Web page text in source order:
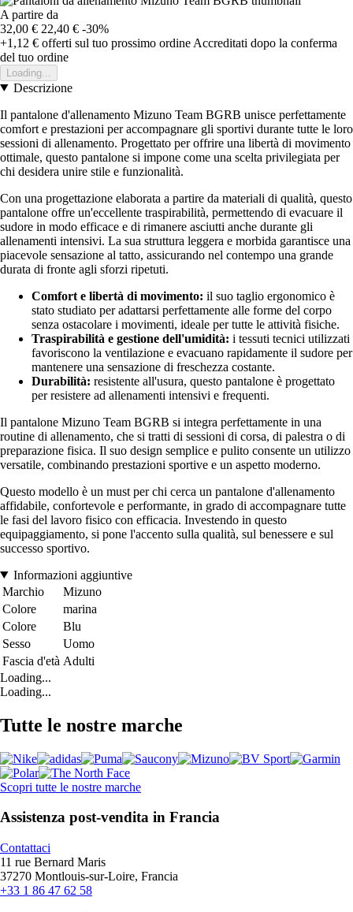
A partire da
32,00 € 22,40 € -30%
+1,12 € offerti sul tuo prossimo ordine Accreditati dopo la conferma
del tuo ordine
Loading...
Descrizione
Il pantalone d'allenamento Mizuno Team BGRB unisce perfettamente
comfort e prestazioni per accompagnare gli sportivi durante tutte le loro
sessioni di allenamento. Progettato per offrire una libertà di movimento
ottimale, questo pantalone si impone come una scelta privilegiata per
chi desidera unire stile e funzionalità.
Con una progettazione elaborata a partire da materiali di qualità, questo
pantalone offre un'eccellente traspirabilità, permettendo di evacuare il
sudore in modo efficace e di rimanere asciutti anche durante gli
allenamenti intensivi. La sua struttura leggera e morbida garantisce una
piacevole sensazione al tatto, assicurando nel contempo una grande
durata di fronte agli sforzi ripetuti.
Comfort e libertà di movimento: il suo taglio ergonomico è
stato studiato per adattarsi perfettamente alle forme del corpo
senza ostacolare i movimenti, ideale per tutte le attività fisiche.
Traspirabilità e gestione dell'umidità: i tessuti tecnici utilizzati
favoriscono la ventilazione e evacuano rapidamente il sudore per
mantenere una sensazione di freschezza costante.
Durabilità: resistente all'usura, questo pantalone è progettato
per resistere ad allenamenti intensivi e frequenti.
Il pantalone Mizuno Team BGRB si integra perfettamente in una
routine di allenamento, che si tratti di sessioni di corsa, di palestra o di
preparazione fisica. Il suo design semplice e pulito consente un utilizzo
versatile, combinando prestazioni sportive e un aspetto moderno.
Questo modello è un must per chi cerca un pantalone d'allenamento
affidabile, confortevole e performante, in grado di accompagnare tutte
le fasi del lavoro fisico con efficacia. Investendo in questo
equipaggiamento, si pone l'accento sulla qualità, sul benessere e sul
successo sportivo.
Informazioni aggiuntive
Marchio
Mizuno
Colore
marina
Colore
Blu
Sesso
Uomo
Fascia d'età Adulti
Loading...
Loading...
Tutte le nostre marche
Scopri tutte le nostre marche
Assistenza post-vendita in Francia
Contattaci
11 rue Bernard Maris
37270 Montlouis-sur-Loire, Francia
+33 1 86 47 62 58